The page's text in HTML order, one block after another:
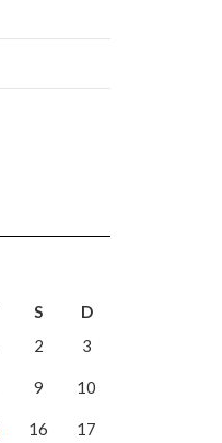
S
D
2 3
9 10
16 17